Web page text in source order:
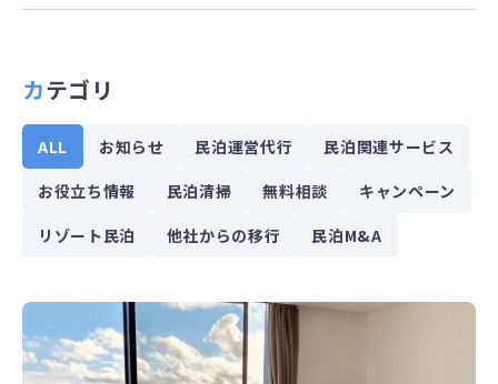
カテゴリ
ALL お知らせ 民泊運営代行
民泊関連サービス
お役立ち情報
民泊清掃 無料相談
キャンペーン
リゾート民泊
他社からの移行 民泊M&A